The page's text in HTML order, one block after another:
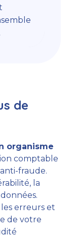
de
organisme
comptable
fraude.
la
les erreurs et
de votre